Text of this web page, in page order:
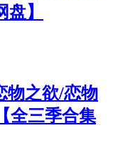
】
物之欲/恋物
全三季合集